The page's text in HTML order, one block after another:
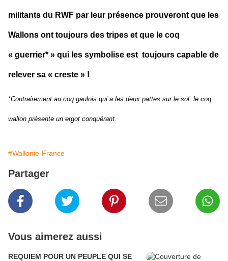
militants du RWF par leur présence prouveront que les
Wallons ont toujours des tripes et que le coq
« guerrier* » qui les symbolise est toujours capable de
relever sa « creste » !
*Contrairement au coq gaulois qui a les deux pattes sur le sol, le coq
wallon présente un ergot conquérant.
#Wallonie-France
Partager
Vous aimerez aussi
REQUIEM POUR UN PEUPLE QUI SE